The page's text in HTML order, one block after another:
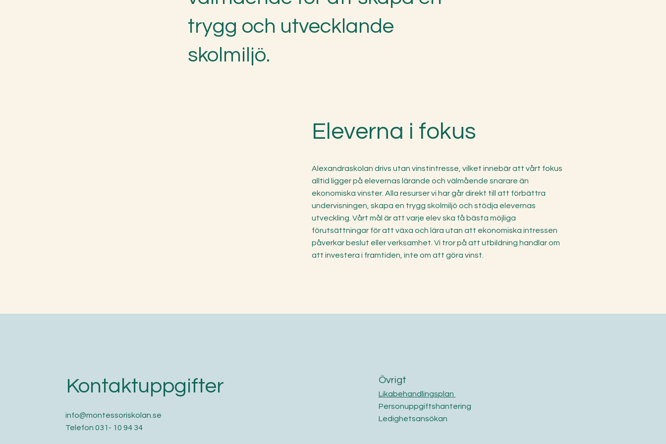
trygg och utvecklande
skolmiljö.
Eleverna i fokus
Alexandraskolan drivs utan vinstintresse, vilket innebär att vårt fokus
alltid ligger på elevernas lärande och välmående snarare än
ekonomiska vinster. Alla resurser vi har går direkt till att förbättra
undervisningen, skapa en trygg skolmiljö och stödja elevernas
utveckling. Vårt mål är att varje elev ska få bästa möjliga
förutsättningar för att växa och lära utan att ekonomiska intressen
påverkar beslut eller verksamhet. Vi tror på att utbildning handlar om
att investera i framtiden, inte om att göra vinst.
Kontaktuppgifter
info@montessoriskolan.se
Telefon 031- 10 94 34
Övrigt
Likabehandlingsplan
Personuppgiftshantering
Ledighetsansökan